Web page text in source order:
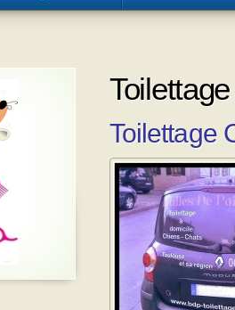
Toilettage